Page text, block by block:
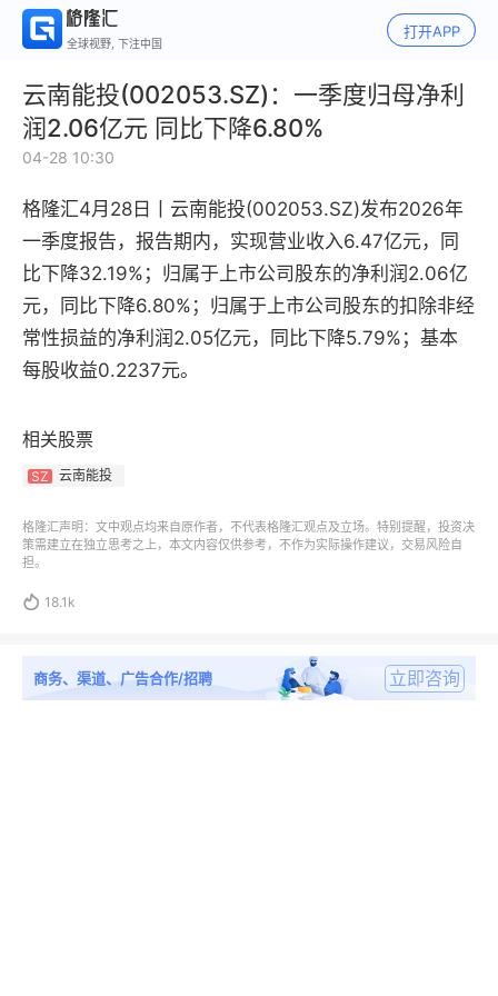
全球视野, 下注中国
打开APP
云南能投(002053.SZ)：一季度归母净利
润2.06亿元 同比下降6.80%
04-28 10:30
格隆汇4月28日丨 云南能投(002053.SZ)发布2026年
一季度报告，报告期内，实现营业收入6.47亿元，同
比下降32.19%；归属于上市公司股东的净利润2.06亿
元，同比下降6.80%；归属于上市公司股东的扣除非经
常性损益的净利润2.05亿元，同比下降5.79%；基本
每股收益0.2237元。
相关股票
SZ 云南能投
格隆汇声明：文中观点均来自原作者，不代表格隆汇观点及立场。特别提醒，投资决
策需建立在独立思考之上，本文内容仅供参考，不作为实际操作建议，交易风险自
担。
 18.1k
商务、渠道、广告合作/招聘 立即咨询